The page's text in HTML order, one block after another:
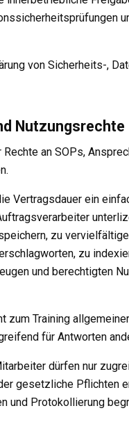
von Sicherheits-,
Nutzungsrechte
an SOPs,
Vertragsdauer ein
zu
zu
und berechtigten
zum Training
für Antworten
dürfen nur
gesetzliche Pflichten
und Protokollierung